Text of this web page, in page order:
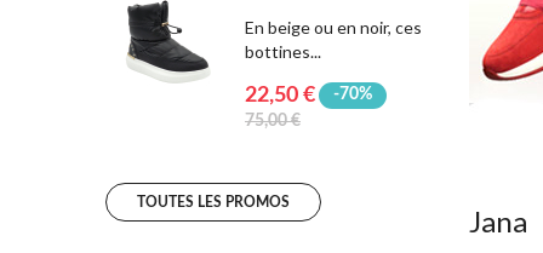
En beige ou en noir, ces
bottines...
22,50 €
-70%
75,00 €
TOUTES LES PROMOS
Jana